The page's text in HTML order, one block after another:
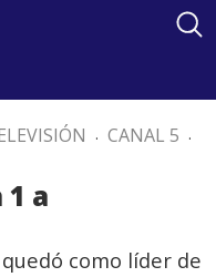
. CANAL 5 .
a
como líder de